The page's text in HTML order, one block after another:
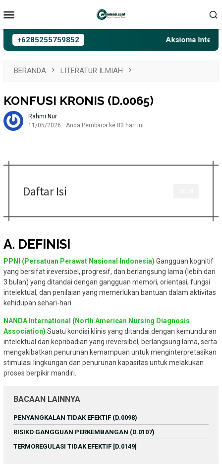
ke
Mobile
+6285255759852 Aksioma
BERANDA LITERATUR ILMIAH
KONFUSI KRONIS (D.0065)
Rahmi Nur
11/05/2026
Anda Pembaca ke 83 hari ini
Daftar Isi
A. DEFINISI
PPNI (Persatuan Perawat Nasional Indonesia) Gangguan kognitif
yang bersifat ireversibel, progresif, dan berlangsung lama (lebih dari
3 bulan) yang ditandai dengan gangguan memori, orientasi, fungsi
intelektual, dan penilaian yang memerlukan bantuan dalam aktivitas
kehidupan sehari-hari.
NANDA International (North American Nursing Diagnosis
Association) Suatu kondisi klinis yang ditandai dengan kemunduran
intelektual dan kepribadian yang ireversibel, berlangsung lama, serta
mengakibatkan penurunan kemampuan untuk menginterpretasikan
stimulasi lingkungan dan penurunan kapasitas untuk melakukan
proses berpikir mandiri.
BACAAN LAINNYA
PENYANGKALAN TIDAK EFEKTIF (D.0098)
RISIKO GANGGUAN PERKEMBANGAN (D.0107)
TERMOREGULASI TIDAK EFEKTIF [D.0149]